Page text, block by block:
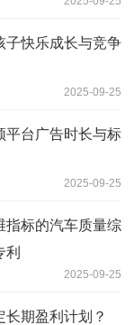
子快乐成长与竞争
2025-09-25
平台广告时长与标
2025-09-25
指标的汽车质量综
利
2025-09-25
期盈利计划？